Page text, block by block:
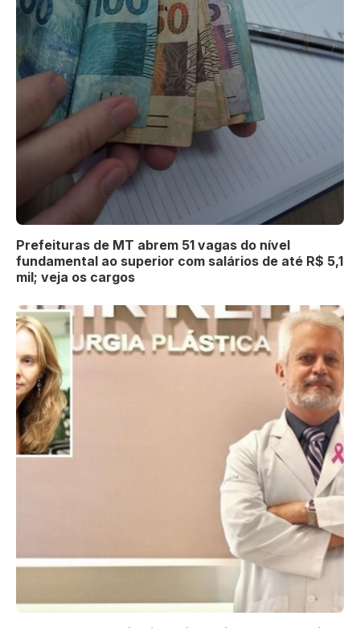
Prefeituras de MT abrem 51 vagas do nível
fundamental ao superior com salários de até R$ 5,1
mil; veja os cargos